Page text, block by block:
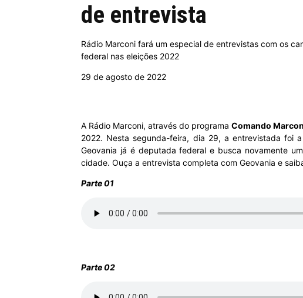
–
MHZ
de entrevista
Rádio Marconi fará um especial de entrevistas com os
federal nas eleições 2022
29 de agosto de 2022
A Rádio Marconi, através do programaComando
2022. Nesta segunda-feira, dia 29, a entrevistada foi
Geovania já é deputada federal e busca novamente
cidade. Ouça a entrevista completa com Geovania e
Parte 01
Parte 02